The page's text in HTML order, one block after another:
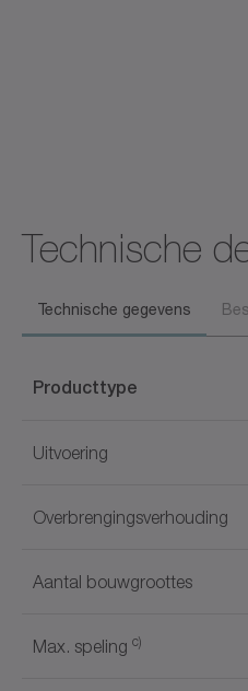
Technische
Technische gegevens
Producttype
Uitvoering
Overbrengingsverhouding
Aantal bouwgroottes
Max. speling c)